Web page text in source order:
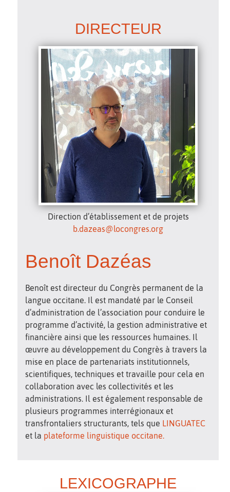
DIRECTEUR
Direction d’établissement et de projets
b.dazeas@locongres.org
Benoît Dazéas
Benoît est directeur du Congrès permanent de la
langue occitane. Il est mandaté par le Conseil
d’administration de l’association pour conduire le
programme d’activité, la gestion administrative et
financière ainsi que les ressources humaines. Il
œuvre au développement du Congrès à travers la
mise en place de partenariats institutionnels,
scientifiques, techniques et travaille pour cela en
collaboration avec les collectivités et les
administrations. Il est également responsable de
plusieurs programmes interrégionaux et
transfrontaliers structurants, tels que LINGUATEC
et la plateforme linguistique occitane.
LEXICOGRAPHE